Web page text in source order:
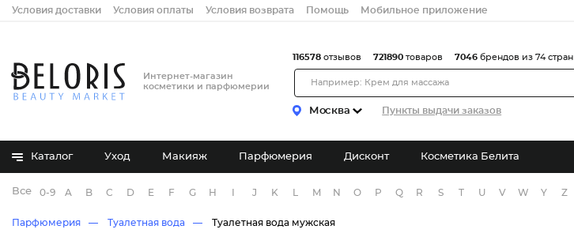
Условия доставки Условия оплаты Условия возврата Помощь Мобильное приложение
Интернет-магазин
косметики и парфюмерии
Москва Пункты выдачи заказов
116578 отзывов 721890 товаров 7046 брендов из 74 стран
Каталог Уход Макияж Парфюмерия Дисконт Косметика Белита
Все бренды
0-9 A B C D E F G H J K M N O P Q R S T U V W Y Z
Парфюмерия Туалетная вода Туалетная вода мужская